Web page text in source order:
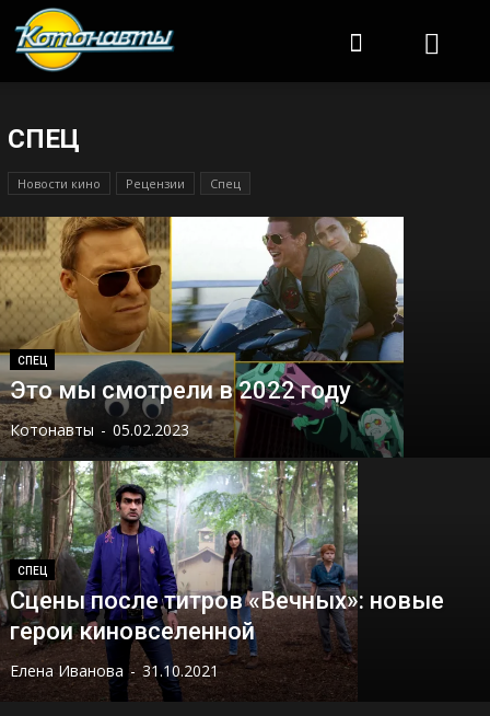
СПЕЦ
Новости кино Рецензии Спец
СПЕЦ
Это мы смотрели в 2022 году
Котонавты - 05.02.2023
СПЕЦ
Сцены после титров «Вечных»: новые
герои киновселенной
Елена Иванова - 31.10.2021